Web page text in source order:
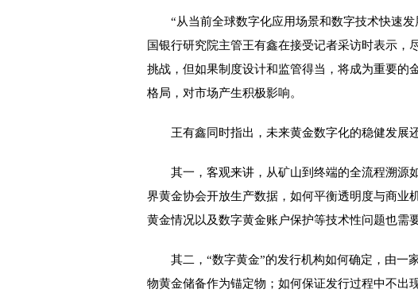
“从当前全球数字化应用场景和数字技术快速发
国银行研究院主管王有鑫在接受记者采访时表示
挑战，但如果制度设计和监管得当，将成为重要的
格局，对市场产生积极影响。
王有鑫同时指出，未来黄金数字化的稳健发展还
其一，客观来讲，从矿山到终端的全流程溯源
界黄金协会开放生产数据，如何平衡透明度与商业
黄金情况以及数字黄金账户保护等技术性问题也需
其二，“数字黄金”的发行机构如何确定，由一
物黄金储备作为锚定物；如何保证发行过程中不出